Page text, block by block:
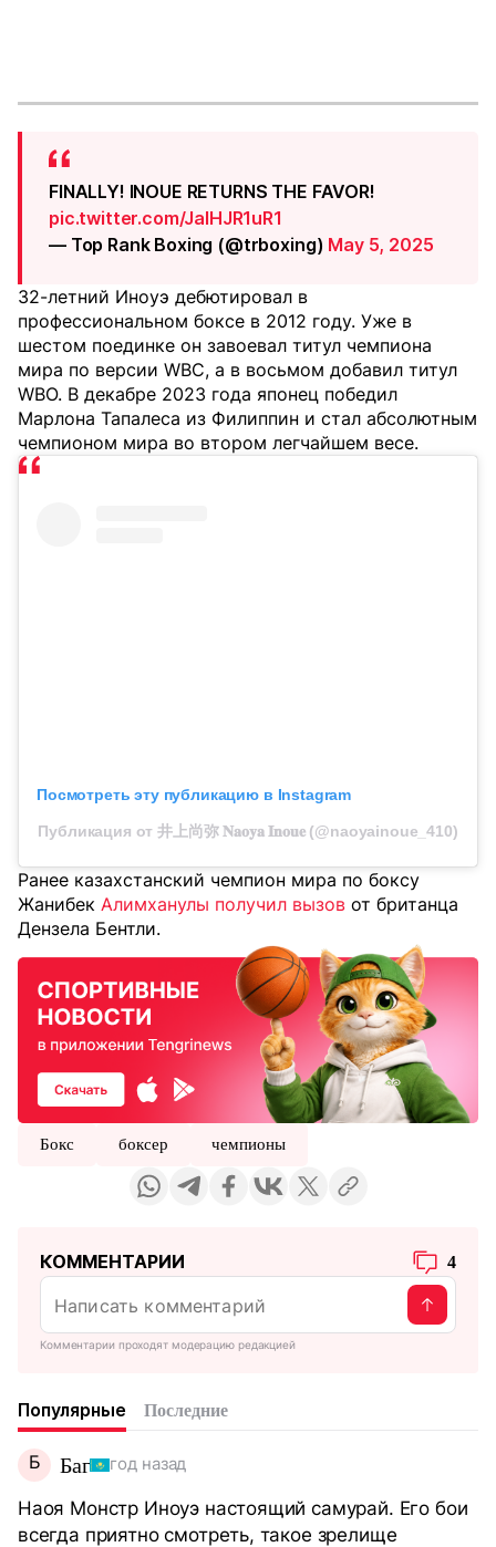
FINALLY! INOUE RETURNS THE FAVOR!
pic.twitter.com/JalHJR1uR1
— Top Rank Boxing (@trboxing) May 5, 2025
32-летний Иноуэ дебютировал в
профессиональном боксе в 2012 году. Уже в
шестом поединке он завоевал титул чемпиона
мира по версии WBC, а в восьмом добавил титул
WBO. В декабре 2023 года японец победил
Марлона Тапалеса из Филиппин и стал абсолютным
чемпионом мира во втором легчайшем весе.
Посмотреть эту публикацию в Instagram
Публикация от 井上尚弥 𝐍𝐚𝐨𝐲𝐚 𝐈𝐧𝐨𝐮𝐞 (@naoyainoue_410)
Ранее казахстанский чемпион мира по боксу
Жанибек Алимханулы получил вызов от британца
Дензела Бентли.
Бокс боксер чемпионы
КОММЕНТАРИИ 4
Комментарии проходят модерацию редакцией
Популярные Последние
Б Баг год назад
Наоя Монстр Иноуэ настоящий самурай. Его бои
всегда приятно смотреть, такое зрелище